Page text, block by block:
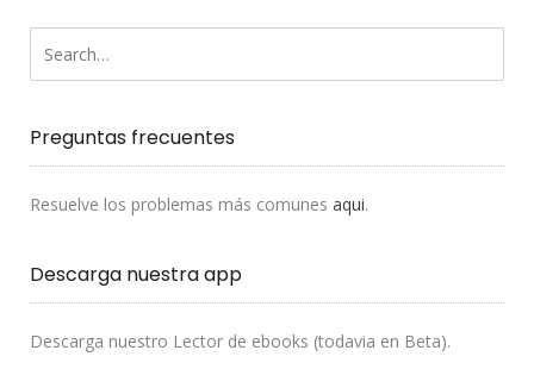
Preguntas frecuentes
Resuelve los problemas más comunes aqui.
Descarga nuestra app
Descarga nuestro Lector de ebooks (todavia en Beta).